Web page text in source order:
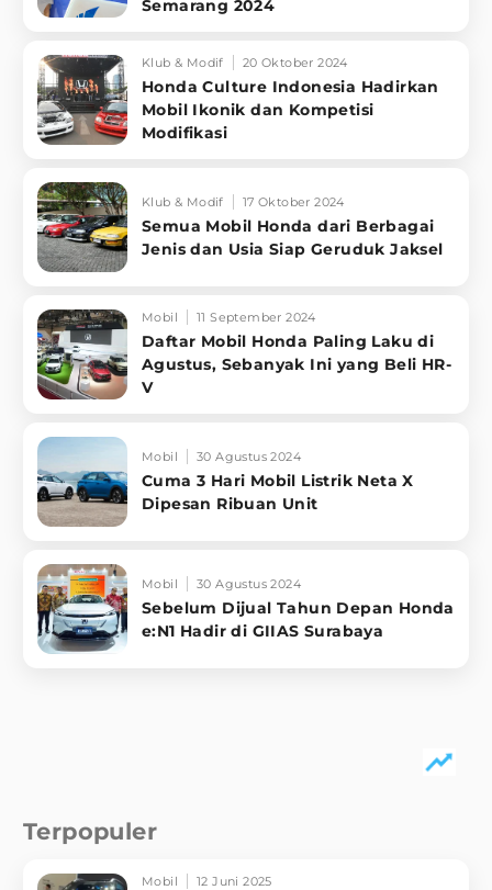
Semarang 2024
Klub & Modif 20 Oktober 2024
Honda Culture Indonesia Hadirkan
Mobil Ikonik dan Kompetisi
Modifikasi
Klub & Modif 17 Oktober 2024
Semua Mobil Honda dari Berbagai
Jenis dan Usia Siap Geruduk Jaksel
Mobil 11 September 2024
Daftar Mobil Honda Paling Laku di
Agustus, Sebanyak Ini yang Beli HR-
V
Mobil 30 Agustus 2024
Cuma 3 Hari Mobil Listrik Neta X
Dipesan Ribuan Unit
Mobil 30 Agustus 2024
Sebelum Dijual Tahun Depan Honda
e:N1 Hadir di GIIAS Surabaya
Terpopuler
Mobil 12 Juni 2025